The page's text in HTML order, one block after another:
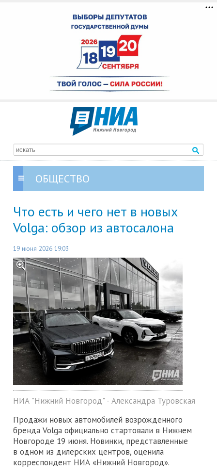
ОБЩЕСТВО
Что есть и чего нет в новых
Volga: обзор из автосалона
19 июня 2026 19:03
НИА "Нижний Новгород" - Александра Туровская
Продажи новых автомобилей возрожденного
бренда Volga официально стартовали в Нижнем
Новгороде 19 июня. Новинки, представленные
в одном из дилерских центров, оценила
корреспондент НИА «Нижний Новгород».